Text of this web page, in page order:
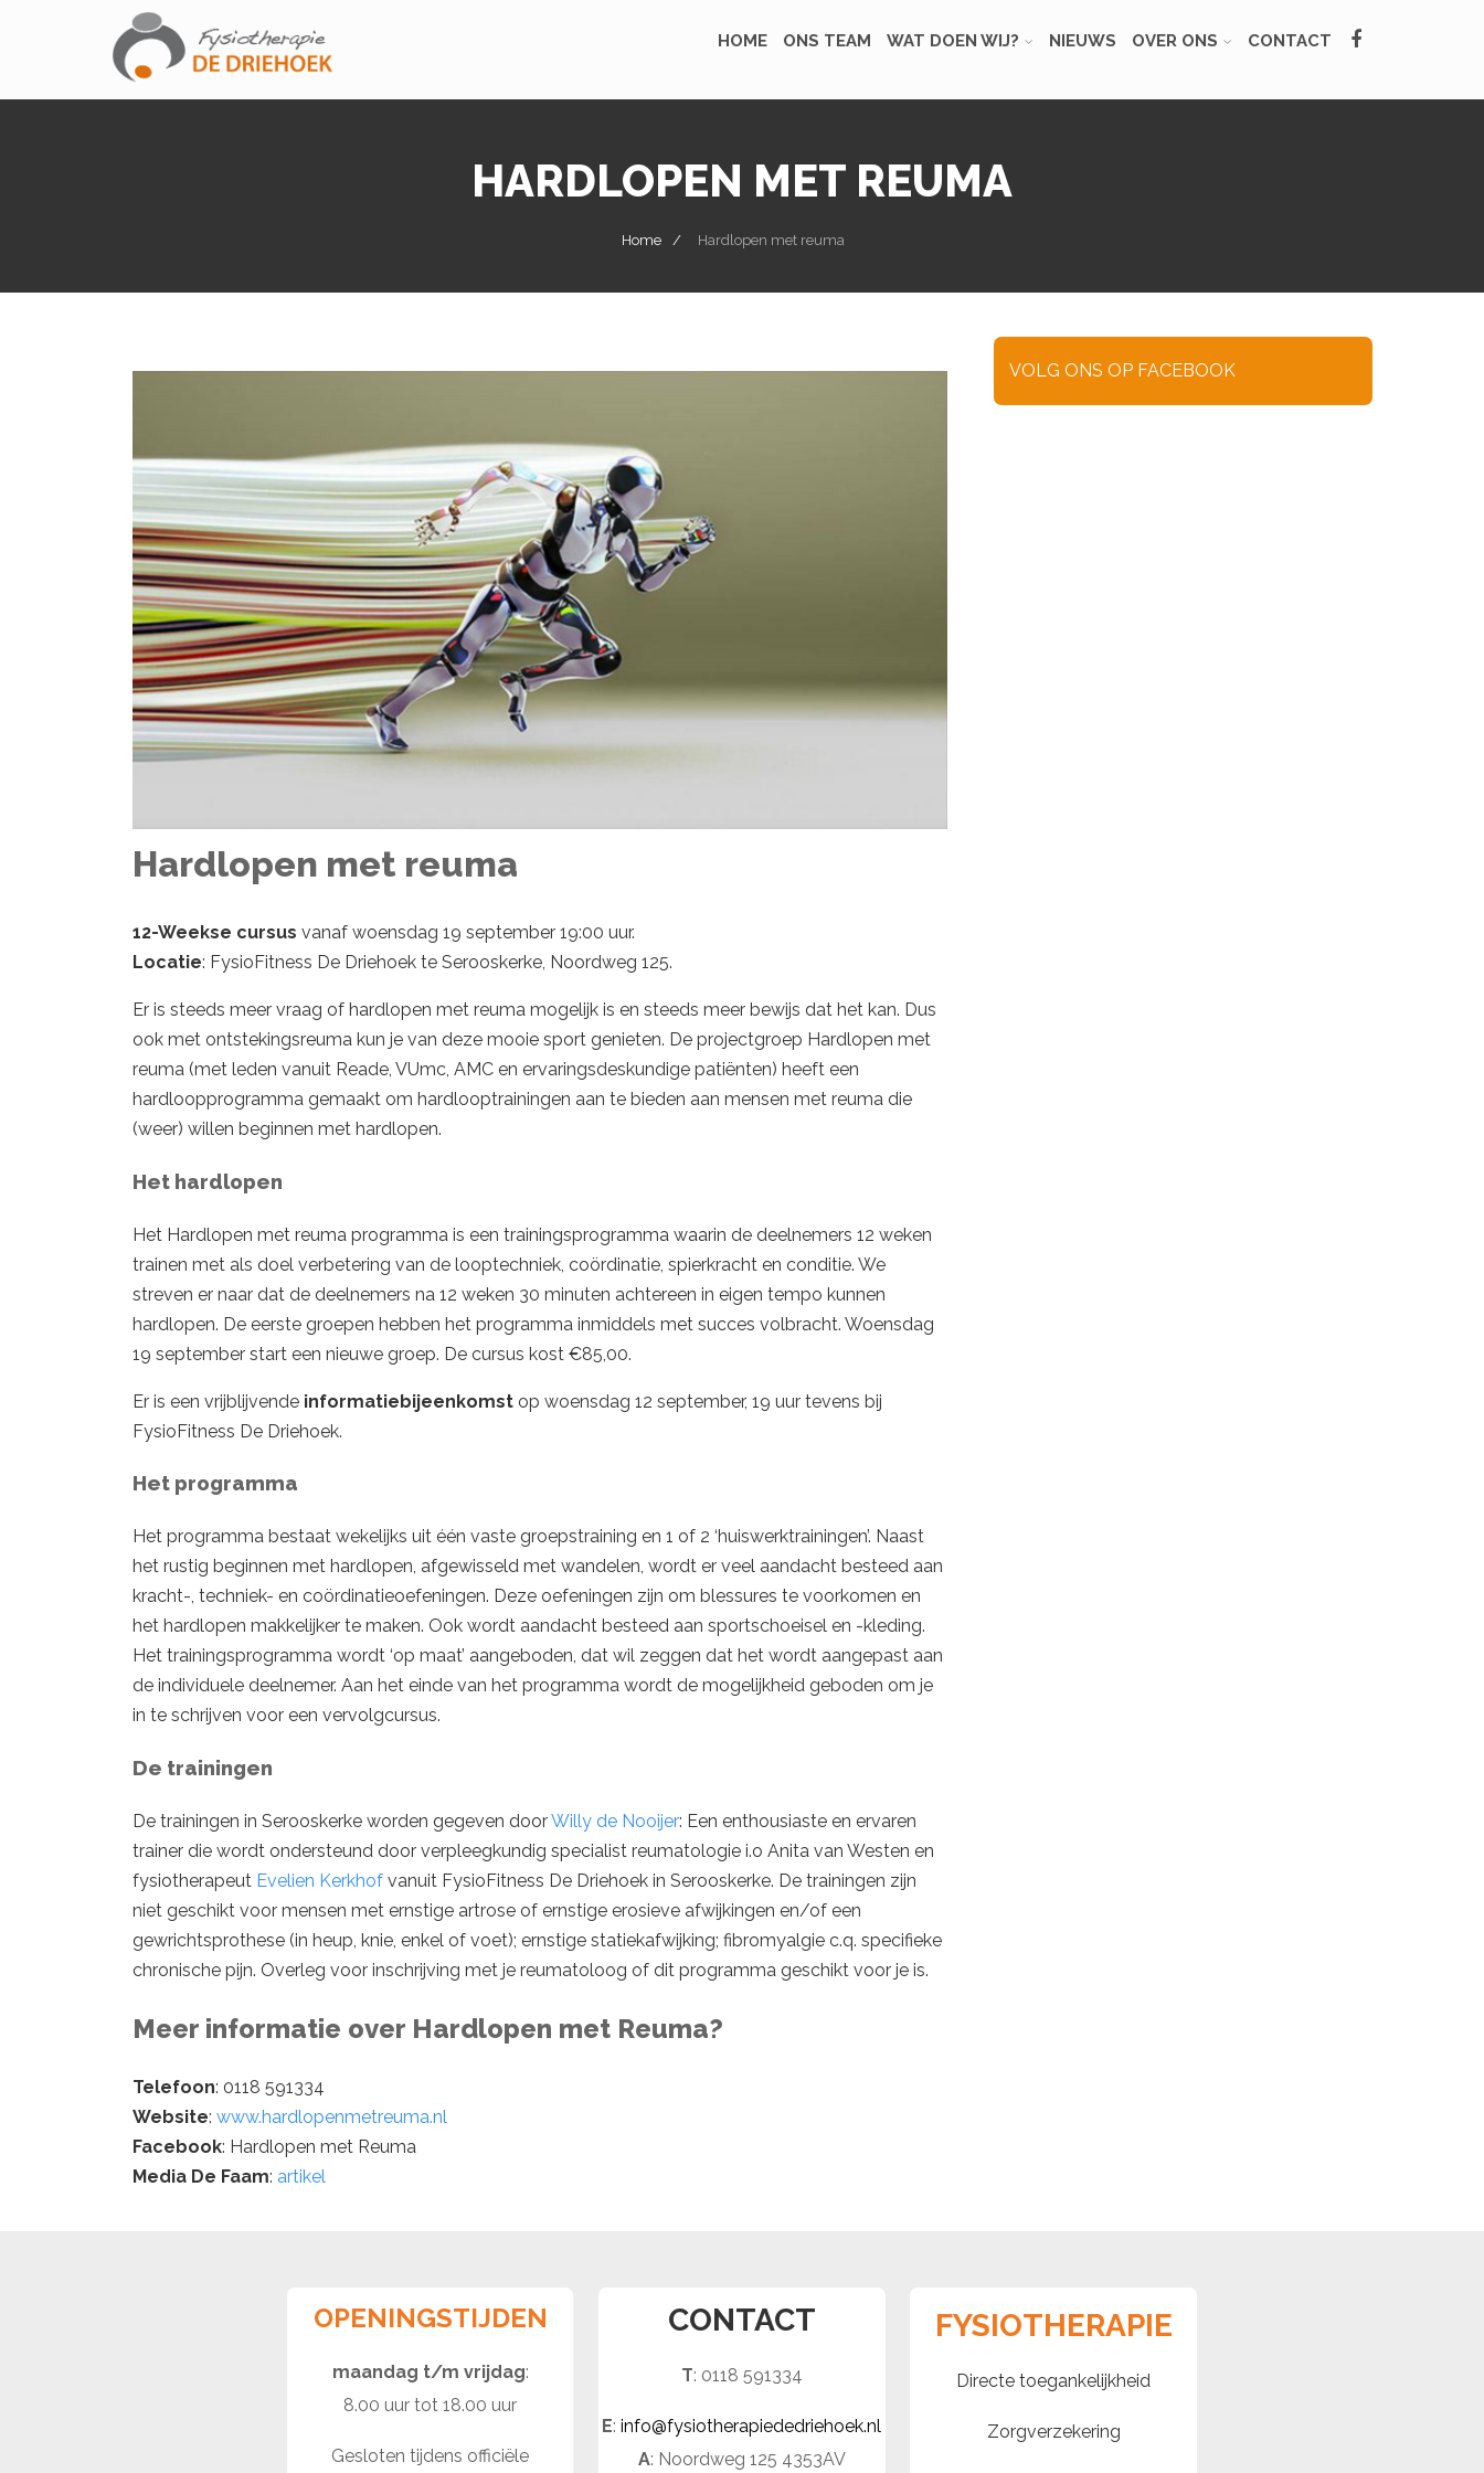
HOME ONS TEAM WAT DOEN WIJ? NIEUWS OVER ONS CONTACT
HARDLOPEN MET REUMA
Home Hardlopen met reuma
Hardlopen met reuma
12-Weekse cursus vanaf woensdag 19 september 19:00 uur.
Locatie: FysioFitness De Driehoek te Serooskerke, Noordweg 125.
Er is steeds meer vraag of hardlopen met reuma mogelijk is en steeds meer bewijs dat het kan. Dus
ook met ontstekingsreuma kun je van deze mooie sport genieten. De projectgroep Hardlopen met
reuma (met leden vanuit Reade, VUmc, AMC en ervaringsdeskundige patiënten) heeft een
hardloopprogramma gemaakt om hardlooptrainingen aan te bieden aan mensen met reuma die
(weer) willen beginnen met hardlopen.
Het hardlopen
Het Hardlopen met reuma programma is een trainingsprogramma waarin de deelnemers 12 weken
trainen met als doel verbetering van de looptechniek, coördinatie, spierkracht en conditie. We
streven er naar dat de deelnemers na 12 weken 30 minuten achtereen in eigen tempo kunnen
hardlopen. De eerste groepen hebben het programma inmiddels met succesvolbracht. Woensdag
19 september start een nieuwe groep. De cursus kost €85,00.
Er is een vrijblijvende informatiebijeenkomst op woensdag 12 september, 19 uur tevens bij
FysioFitness De Driehoek.
Het programma
Het programma bestaat wekelijks uit één vaste groepstraining en 1 of 2 ‘huiswerktrainingen’. Naast
het rustig beginnen met hardlopen, afgewisseld met wandelen, wordt er veel aandacht besteed aan
kracht-, techniek- en coördinatieoefeningen. Deze oefeningen zijn om blessures te voorkomen en
het hardlopen makkelijker te maken. Ook wordt aandacht besteed aan sportschoeisel en -kleding.
Het trainingsprogramma wordt ‘op maat’ aangeboden, dat wil zeggen dat het wordt aangepast aan
de individuele deelnemer. Aan het einde van het programma wordt de mogelijkheid geboden om je
in te schrijven voor een vervolgcursus.
De trainingen
De trainingen in Serooskerke worden gegeven doorWilly de Nooijer: Een enthousiaste en ervaren
trainer die wordt ondersteund door verpleegkundig specialist reumatologie i.o Anita van Westen en
fysiotherapeut Evelien Kerkhof vanuit FysioFitness De Driehoek inSerooskerke. De trainingen zijn
niet geschikt voormensen met ernstige artrose of ernstige erosieve afwijkingen en/of een
gewrichtsprothese (in heup, knie, enkel of voet); ernstige statiekafwijking; fibromyalgie c.q. specifieke
chronische pijn. Overleg voor inschrijving met je reumatoloog of dit programma geschikt voor je is.
Meer informatie over Hardlopen met Reuma?
Telefoon: 0118 591334
Website:www.hardlopenmetreuma.nl
Facebook: Hardlopen met Reuma
Media De Faam: artikel
VOLG ONS OP FACEBOOK
OPENINGSTIJDEN
maandag t/m vrijdag:
8.00 uur tot 18.00 uur
Gesloten tijdens officiële
CONTACT
T: 0118 591334
E: info@fysiotherapiededriehoek.nl
A: Noordweg 125 4353AV
FYSIOTHERAPIE
Directe toegankelijkheid
Zorgverzekering